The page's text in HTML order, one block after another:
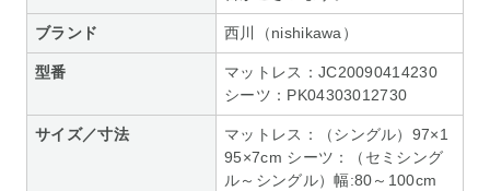
ブランド 西川（nishikawa）
型番
マットレス：JC20090414230
シーツ：PK04303012730
サイズ／寸法
マットレス：（シングル）97×1
95×7cm シーツ：（セミシング
ル～シングル）幅:80～100cm